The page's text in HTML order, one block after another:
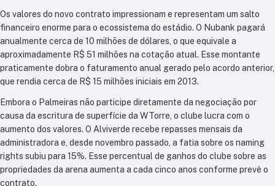
Os valores do novo contrato impressionam e representam um salto
financeiro enorme para o ecossistema do estádio. O Nubank pagará
anualmente cerca de 10 milhões de dólares, o que equivale a
aproximadamente R$ 51 milhões na cotação atual. Esse montante
praticamente dobra o faturamento anual gerado pelo acordo anterior,
que rendia cerca de R$ 15 milhões iniciais em 2013.
Embora o Palmeiras não participe diretamente da negociação por
causa da escritura de superfície da WTorre, o clube lucra com o
aumento dos valores. O Alviverde recebe repasses mensais da
administradora e, desde novembro passado, a fatia sobre os naming
rights subiu para 15%. Esse percentual de ganhos do clube sobre as
propriedades da arena aumenta a cada cinco anos conforme prevê o
contrato.